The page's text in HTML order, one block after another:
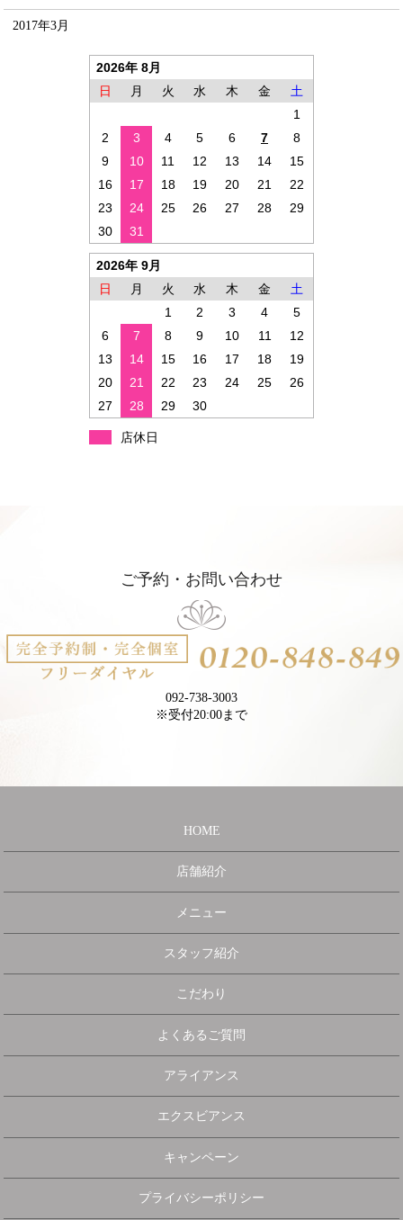
2017年3月
2026年 8月
日
月 火 水 木 金
土
1
2
3 4 5 6 7
8
9
10 11 12 13 14
15
16
17 18 19 20 21
22
23
24 25 26 27 28
29
30
31
2026年 9月
日
月 火 水 木 金
土
1
2 3 4
5
6
7 8 9 10 11
12
13
14 15 16 17 18
19
20
21 22 23 24 25
26
27
28 29 30
店休日
ご予約・お問い合わせ
092-738-3003
※受付20:00まで
HOME
店舗紹介
メニュー
スタッフ紹介
こだわり
よくあるご質問
アライアンス
エクスビアンス
キャンペーン
プライバシーポリシー